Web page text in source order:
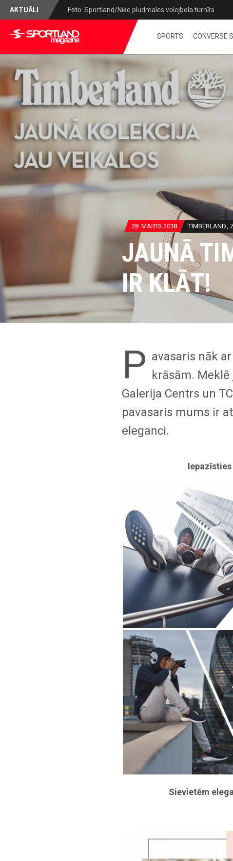
AKTUĀLI Foto: Sportland/Nike pludmales volejbola turnīrs
SPORTS CONVERSE
28. MARTS 2018 TIMBERLAND
JAUNĀ
IR KLĀT!
P avasaris nāk
krāsām.
Galerija Centrs un
pavasaris mums ir
eleganci.
Iepazīsties
Sievietēm